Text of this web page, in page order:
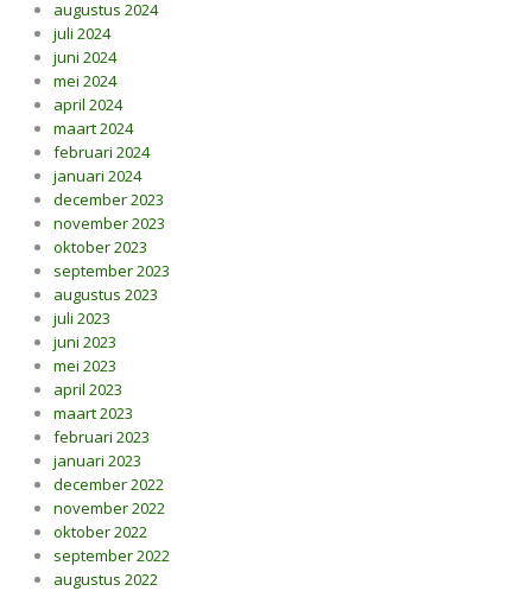
augustus 2024
juli 2024
juni 2024
mei 2024
april 2024
maart 2024
februari 2024
januari 2024
december 2023
november 2023
oktober 2023
september 2023
augustus 2023
juli 2023
juni 2023
mei 2023
april 2023
maart 2023
februari 2023
januari 2023
december 2022
november 2022
oktober 2022
september 2022
augustus 2022